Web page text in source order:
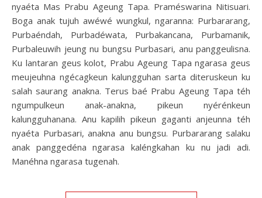
nyaéta Mas Prabu Ageung Tapa. Praméswarina Nitisuari.
Boga anak tujuh awéwé wungkul, ngaranna: Purbararang,
Purbaéndah, Purbadéwata, Purbakancana, Purbamanik,
Purbaleuwih jeung nu bungsu Purbasari, anu panggeulisna.
Ku lantaran geus kolot, Prabu Ageung Tapa ngarasa geus
meujeuhna ngécagkeun kalungguhan sarta diteruskeun ku
salah saurang anakna. Terus baé Prabu Ageung Tapa téh
ngumpulkeun anak-anakna, pikeun nyérénkeun
kalungguhanana. Anu kapilih pikeun gaganti anjeunna téh
nyaéta Purbasari, anakna anu bungsu. Purbararang salaku
anak panggedéna ngarasa kaléngkahan ku nu jadi adi.
Manéhna ngarasa tugenah.